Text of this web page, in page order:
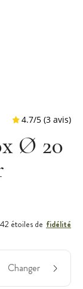
Ø 20
étoiles de fidélité
Changer